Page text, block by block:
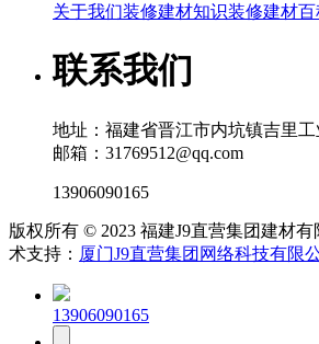
关于我们装修建材知识装修建材百
联系我们
地址：福建省晋江市内坑镇吉里工
邮箱：31769512@qq.com
13906090165
版权所有 © 2023 福建J9直营集团建材
术支持： 厦门J9直营集团网络科技有限
13906090165